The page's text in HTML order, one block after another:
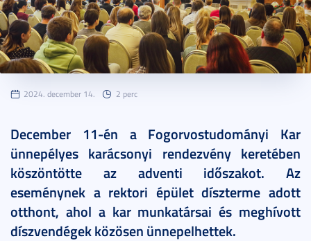
2024. december 14. 2 perc
December 11-én a Fogorvostudományi Kar
ünnepélyes karácsonyi rendezvény keretében
köszöntötte az adventi időszakot. Az
eseménynek a rektori épület díszterme adott
otthont, ahol a kar munkatársai és meghívott
díszvendégek közösen ünnepelhettek.